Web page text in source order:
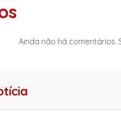
Ainda não há comentários.